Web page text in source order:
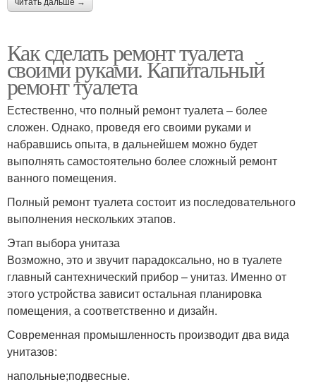
читать дальше →
Как сделать ремонт туалета
своими руками. Капитальный
ремонт туалета
Естественно, что полный ремонт туалета – более
сложен. Однако, проведя его своими руками и
набравшись опыта, в дальнейшем можно будет
выполнять самостоятельно более сложный ремонт
ванного помещения.
Полный ремонт туалета состоит из последовательного
выполнения нескольких этапов.
Этап выбора унитаза
Возможно, это и звучит парадоксально, но в туалете
главный сантехнический прибор – унитаз. Именно от
этого устройства зависит остальная планировка
помещения, а соответственно и дизайн.
Современная промышленность производит два вида
унитазов:
напольные;подвесные.